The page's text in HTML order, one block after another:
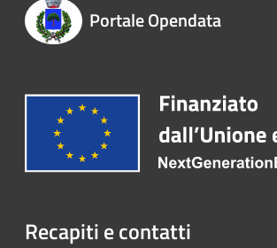
Portale Opendata
Recapiti e contatti